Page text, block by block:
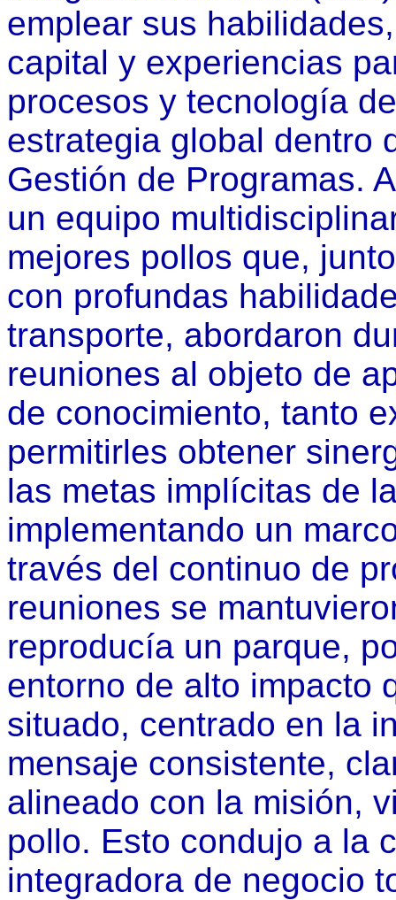
emplear sus
capital y experiencias
procesos y tecnología
estrategia global dentro
Gestión de Programas.
un equipo
mejores pollos que,
con profundas
transporte, abordaron
reuniones al objeto de
de conocimiento, tanto
permitirles obtener
las metas implícitas de
implementando un
través del continuo de
reuniones se
reproducía un parque,
entorno de alto impacto
situado, centrado en la
mensaje consistente,
alineado con la misión,
pollo. Esto condujo a la
integradora de negocio